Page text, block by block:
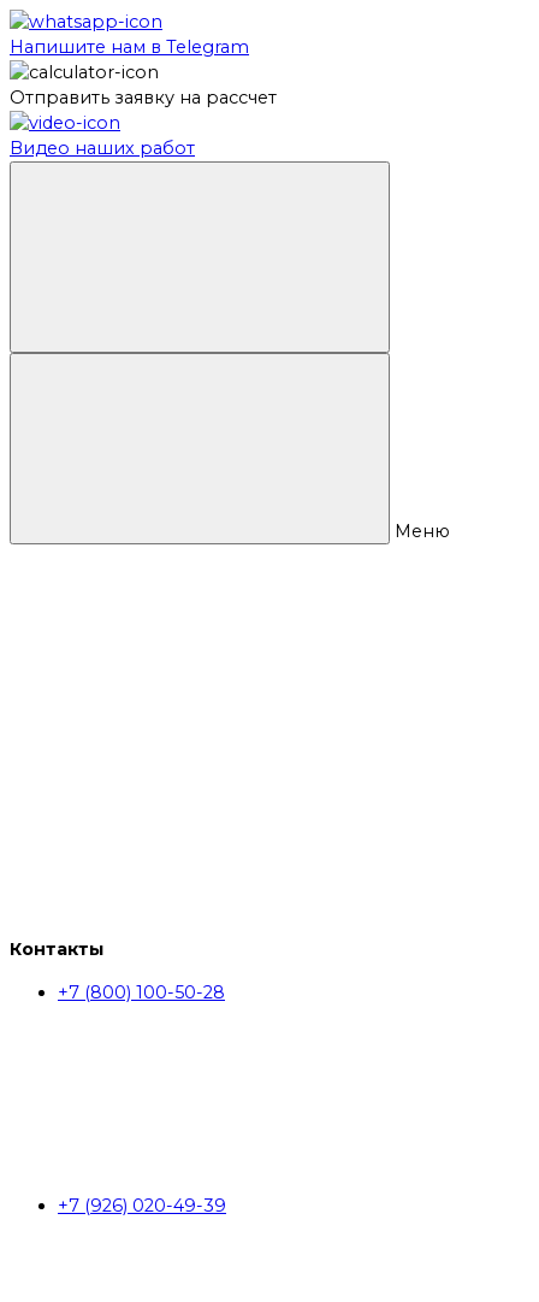
Напишите нам в Telegram
Отправить заявку на рассчет
Видео наших работ
Меню
Контакты
+7 (800) 100-50-28
+7 (926) 020-49-39